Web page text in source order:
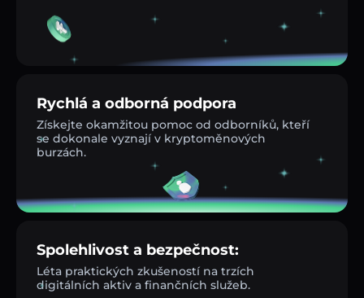
Rychlá a odborná podpora
Získejte okamžitou pomoc od odborníků, kteří
se dokonale vyznají v kryptoměnových
burzách.
Spolehlivost a bezpečnost:
Léta praktických zkušeností na trzích
digitálních aktiv a finančních služeb.